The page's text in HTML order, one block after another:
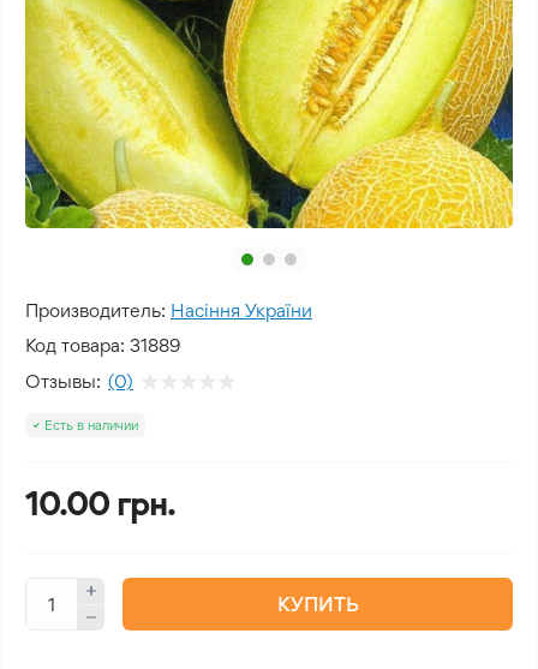
Производитель: Насіння України
Код товара: 31889
Отзывы: (0)
Есть в наличии
10.00 грн.
КУПИТЬ